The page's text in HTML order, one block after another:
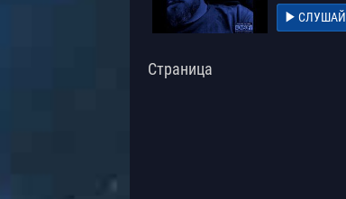
СЛУШАЙ
Страница